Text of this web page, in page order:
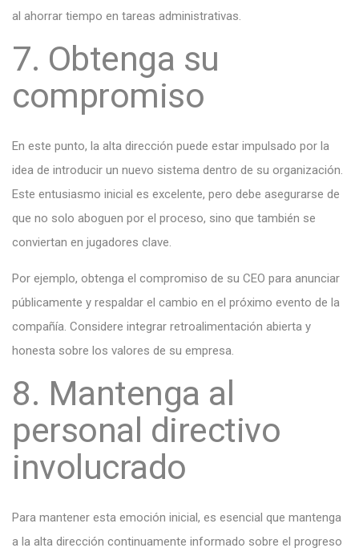
al ahorrar tiempo en tareas administrativas.
7. Obtenga su
compromiso
En este punto, la alta dirección puede estar impulsado por la
idea de introducir un nuevo sistema dentro de su organización.
Este entusiasmo inicial es excelente, pero debe asegurarse de
que no solo aboguen por el proceso, sino que también se
conviertan en jugadores clave.
Por ejemplo, obtenga el compromiso de su CEO para anunciar
públicamente y respaldar el cambio en el próximo evento de la
compañía. Considere integrar retroalimentación abierta y
honesta sobre los valores de su empresa.
8. Mantenga al
personal directivo
involucrado
Para mantener esta emoción inicial, es esencial que mantenga
a la alta dirección continuamente informado sobre el progreso